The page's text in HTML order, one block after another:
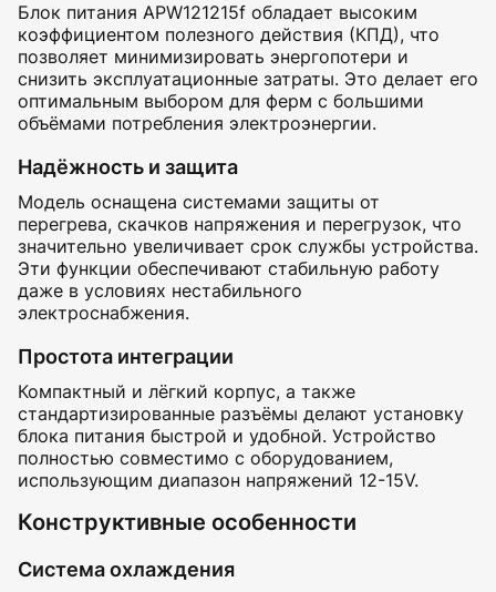
Блок питания APW121215f обладает высоким
коэффициентом полезного действия (КПД), что
позволяет минимизировать энергопотери и
снизить эксплуатационные затраты. Это делает его
оптимальным выбором для ферм с большими
объёмами потребления электроэнергии.
Надёжность и защита
Модель оснащена системами защиты от
перегрева, скачков напряжения и перегрузок, что
значительно увеличивает срок службы устройства.
Эти функции обеспечивают стабильную работу
даже в условиях нестабильного
электроснабжения.
Простота интеграции
Компактный и лёгкий корпус, а также
стандартизированные разъёмы делают установку
блока питания быстрой и удобной. Устройство
полностью совместимо с оборудованием,
использующим диапазон напряжений 12-15V.
Конструктивные особенности
Система охлаждения